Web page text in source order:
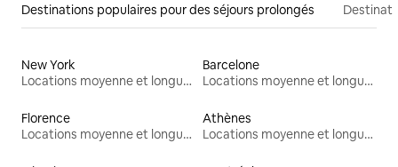
Destinations populaires pour des séjours prolongés
New York
Locations moyenne et longue durée
Barcelone
Locations moyenne et longue durée
Florence
Locations moyenne et longue durée
Athènes
Locations moyenne et longue durée